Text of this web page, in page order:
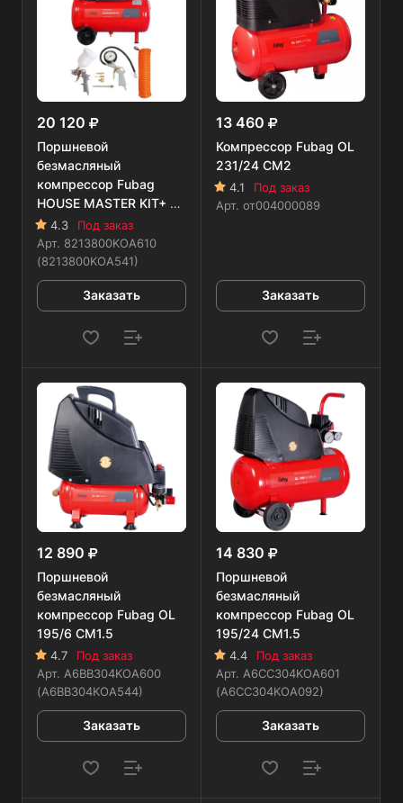
20 120
Поршневой
безмасляный
компрессор Fubag
HOUSE MASTER KIT+ 5
предметов
4.3
Под заказ
Арт. 8213800KOA610
(8213800KOA541)
Заказать
13 460
Компрессор Fubag OL
231/24 CM2
4.1
Под заказ
Арт. от004000089
Заказать
12 890
Поршневой
безмасляный
компрессор Fubag OL
195/6 CM1.5
4.7
Под заказ
Арт. A6BB304KOA600
(A6BB304KOA544)
Заказать
14 830
Поршневой
безмасляный
компрессор Fubag OL
195/24 CM1.5
4.4
Под заказ
Арт. A6CC304KOA601
(A6CC304KOA092)
Заказать